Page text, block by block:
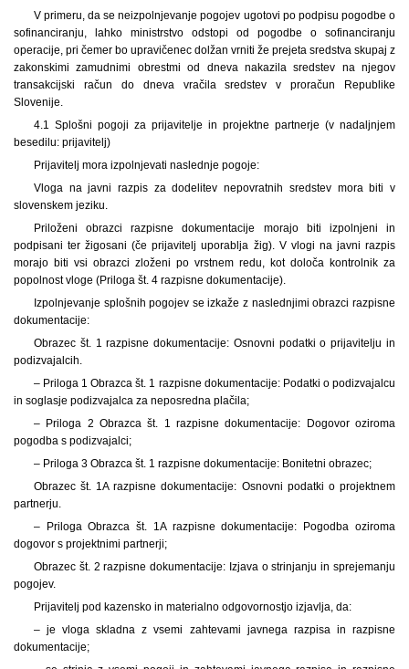
V primeru, da se neizpolnjevanje pogojev ugotovi po podpisu pogodbe o
sofinanciranju, lahko ministrstvo odstopi od pogodbe o sofinanciranju
operacije, pri čemer bo upravičenec dolžan vrniti že prejeta sredstva skupaj z
zakonskimi zamudnimi obrestmi od dneva nakazila sredstev na njegov
transakcijski račun do dneva vračila sredstev v proračun Republike
Slovenije.
4.1 Splošni pogoji za prijavitelje in projektne partnerje (v nadaljnjem
besedilu: prijavitelj)
Prijavitelj mora izpolnjevati naslednje pogoje:
Vloga na javni razpis za dodelitev nepovratnih sredstev mora biti v
slovenskem jeziku.
Priloženi obrazci razpisne dokumentacije morajo biti izpolnjeni in
podpisani ter žigosani (če prijavitelj uporablja žig). V vlogi na javni razpis
morajo biti vsi obrazci zloženi po vrstnem redu, kot določa kontrolnik za
popolnost vloge (Priloga št. 4 razpisne dokumentacije).
Izpolnjevanje splošnih pogojev se izkaže z naslednjimi obrazci razpisne
dokumentacije:
Obrazec št. 1 razpisne dokumentacije: Osnovni podatki o prijavitelju in
podizvajalcih.
– Priloga 1 Obrazca št. 1 razpisne dokumentacije: Podatki o podizvajalcu
in soglasje podizvajalca za neposredna plačila;
– Priloga 2 Obrazca št. 1 razpisne dokumentacije: Dogovor oziroma
pogodba s podizvajalci;
– Priloga 3 Obrazca št. 1 razpisne dokumentacije: Bonitetni obrazec;
Obrazec št. 1A razpisne dokumentacije: Osnovni podatki o projektnem
partnerju.
– Priloga Obrazca št. 1A razpisne dokumentacije: Pogodba oziroma
dogovor s projektnimi partnerji;
Obrazec št. 2 razpisne dokumentacije: Izjava o strinjanju in sprejemanju
pogojev.
Prijavitelj pod kazensko in materialno odgovornostjo izjavlja, da:
– je vloga skladna z vsemi zahtevami javnega razpisa in razpisne
dokumentacije;